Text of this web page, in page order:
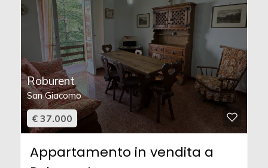
Roburent
San Giacomo
€ 37.000
Appartamento in vendita a